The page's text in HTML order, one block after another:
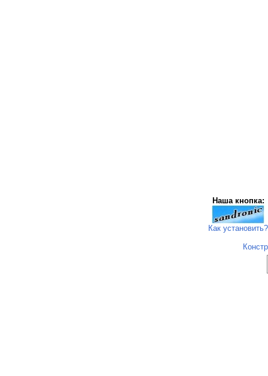
Наша кнопка:
Как установить?